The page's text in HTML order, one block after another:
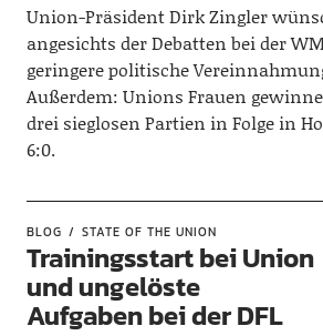
Union-Präsident Dirk Zingler
angesichts der Debatten bei der
geringere politische
Außerdem: Unions Frauen
drei sieglosen Partien in Folge in
6:0.
BLOG STATE OF THE UNION
Trainingsstart bei Union
und ungelöste
Aufgaben bei der DFL